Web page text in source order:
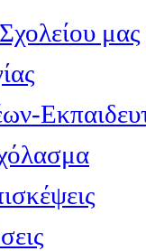
μας